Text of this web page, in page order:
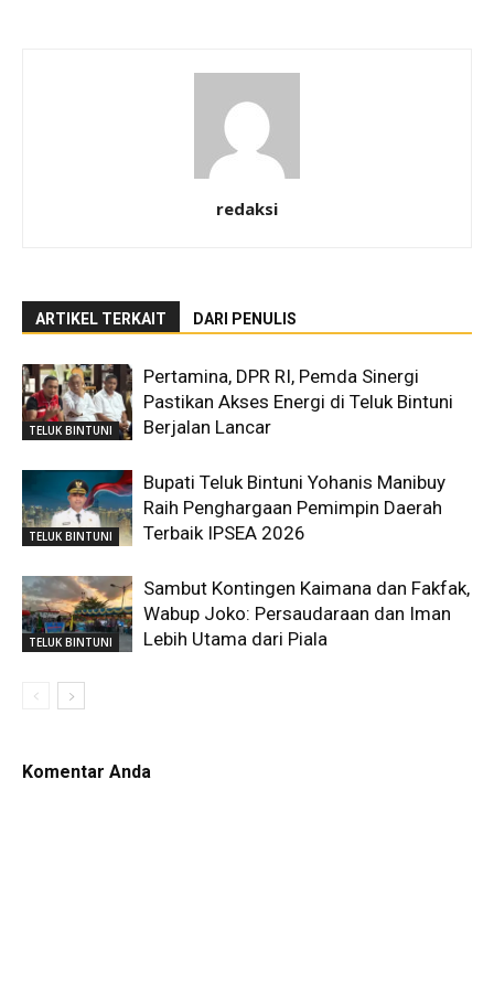
redaksi
ARTIKEL TERKAIT DARI PENULIS
TELUK BINTUNI
Pertamina, DPR RI, Pemda Sinergi
Pastikan Akses Energi di Teluk Bintuni
Berjalan Lancar
TELUK BINTUNI
Bupati Teluk Bintuni Yohanis Manibuy
Raih Penghargaan Pemimpin Daerah
Terbaik IPSEA 2026
TELUK BINTUNI
Sambut Kontingen Kaimana dan Fakfak,
Wabup Joko: Persaudaraan dan Iman
Lebih Utama dari Piala
Komentar Anda